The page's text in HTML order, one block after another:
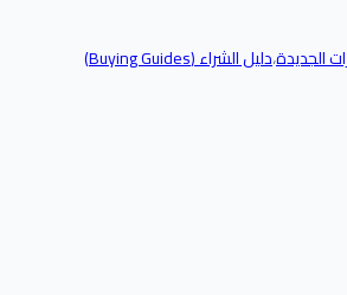
الجديدة،دليل الشراء (Buying Guides)